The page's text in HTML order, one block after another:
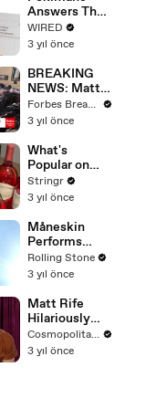
Answers The
Web's Most
Searched
WIRED
3 yıl önce
BREAKING
NEWS: Matt
Gaetz Tells
House
'I'm Not Going
To Vote For A
Continuing
Resolution'
Forbes Breaking News
3 yıl önce
What's
Popular on
Uber Eats?
Stringr
3 yıl önce
Måneskin
Performs
"HONEY" at
MSG
Rolling Stone
3 yıl önce
Matt Rife
Hilariously
Roasts Your
Dating
Cosmopolitan USA
3 yıl önce